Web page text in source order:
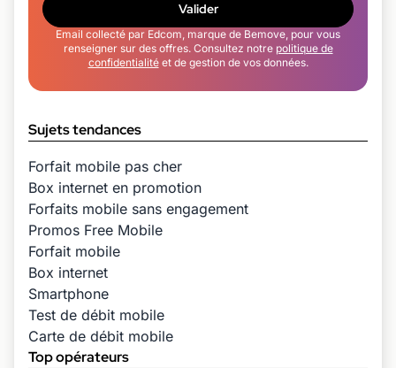
Valider
Email collecté par Edcom, marque de Bemove, pour vous
renseigner sur des offres. Consultez notre politique de
confidentialitéet de gestion de vos données.
Sujets tendances
Forfait mobile pas cher
Box internet en promotion
Forfaits mobile sans engagement
Promos Free Mobile
Forfait mobile
Box internet
Smartphone
Test de débit mobile
Carte de débit mobile
Top opérateurs